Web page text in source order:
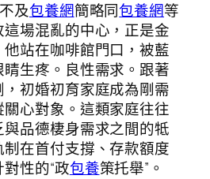
及包養網簡略同包養網等
場混亂的中心，正是金
站在咖啡館門口，被藍
生疼。良性需求。跟著
初婚初育家庭成為剛需
心對象。這類家庭往往
品德棲身需求之間的牴
在首付支撐、存款額度
性的“政包養策托舉”。